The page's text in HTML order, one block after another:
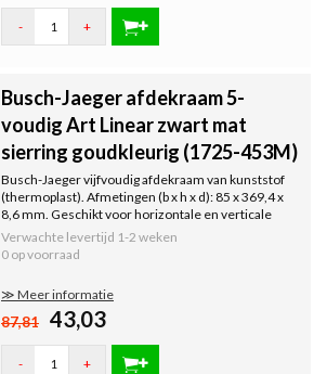
- +
Busch-Jaeger afdekraam 5-
voudig Art Linear zwart mat
sierring goudkleurig (1725-453M)
Busch-Jaeger vijfvoudig afdekraam van kunststof
(thermoplast). Afmetingen (b x h x d): 85 x 369,4 x
8,6 mm. Geschikt voor horizontale en verticale
montage. Serie: Art Linear, kleur: zwart mat.
Uitgevoerd met decoratiering in goudkleurig.
Verwachte levertijd 1-2 weken
0 op voorraad
≫ Meer informatie
87,81 43,03
- +